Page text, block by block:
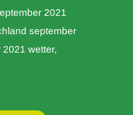
2021
september
wetter,